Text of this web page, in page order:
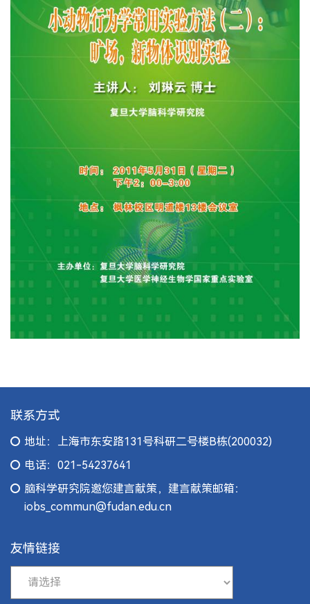
联系方式
地址：上海市东安路131号科研二号楼B栋(200032)
电话：021-54237641
脑科学研究院邀您建言献策，建言献策邮箱：
iobs_commun@fudan.edu.cn
友情链接